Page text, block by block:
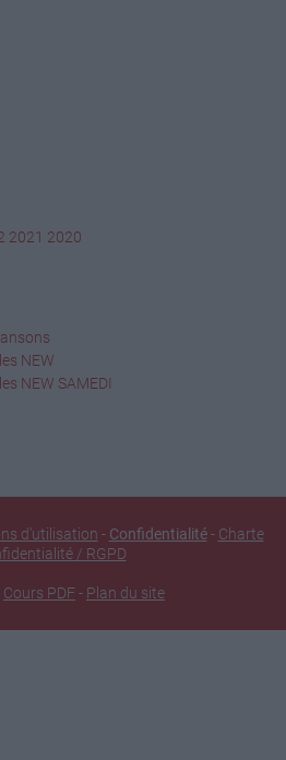
2021 2020
NEW
NEW SAMEDI
d'utilisation - Confidentialité- Charte
/ RGPD
Cours PDF - Plan du site